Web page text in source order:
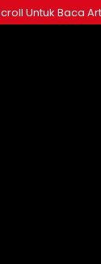
Untuk Baca